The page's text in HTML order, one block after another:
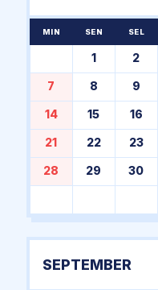
MIN SEN SEL
1 2
7 8 9
14 15 16
21 22 23
28 29 30
SEPTEMBER